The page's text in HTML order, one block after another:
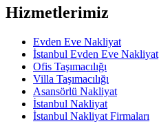
Hizmetlerimiz
Evden Eve Nakliyat
İstanbul Evden Eve Nakliyat
Ofis Taşımacılığı
Villa Taşımacılığı
Asansörlü Nakliyat
İstanbul Nakliyat
İstanbul Nakliyat Firmaları